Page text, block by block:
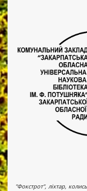
"Фокстрот", ліхтар,